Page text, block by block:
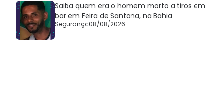
Saiba quem era o homem morto a tiros em
bar em Feira de Santana, na Bahia
Segurança08/08/2026